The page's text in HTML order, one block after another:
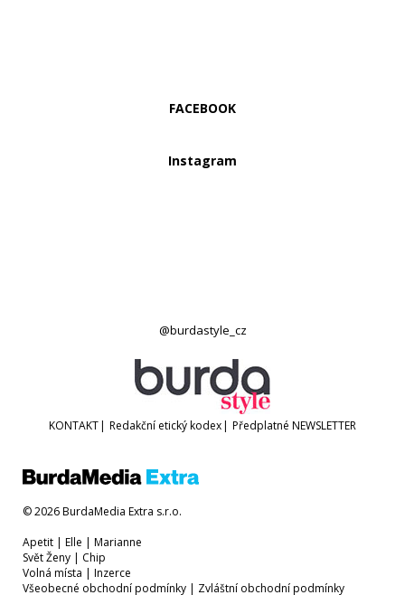
FACEBOOK
Instagram
@burdastyle_cz
KONTAKT| Redakční etický kodex| Předplatné NEWSLETTER
© 2026 BurdaMedia Extra s.r.o.
Apetit | Elle | Marianne
Svět Ženy | Chip
Volná místa | Inzerce
Všeobecné obchodní podmínky | Zvláštní obchodní podmínky